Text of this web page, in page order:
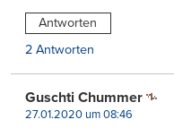
Antworten
2 Antworten
Guschti Chummer
27.01.2020 um 08:46